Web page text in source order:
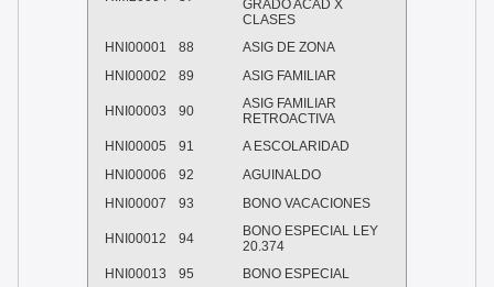
GRADO ACAD X
CLASES
HNI00001
88
ASIG DE ZONA
HNI00002
89 ASIG FAMILIAR
HNI00003 90
ASIG FAMILIAR
RETROACTIVA
HNI00005
91
A ESCOLARIDAD
HNI00006
92
AGUINALDO
HNI00007
93 BONO VACACIONES
HNI00012 94
BONO ESPECIAL LEY
20.374
HNI00013
95 BONO ESPECIAL